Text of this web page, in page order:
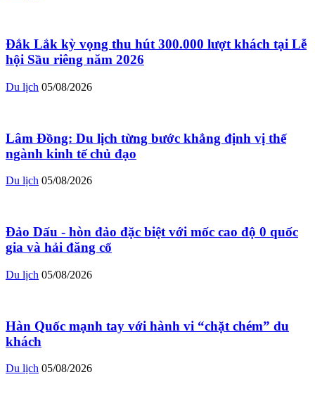
Đắk Lắk kỳ vọng thu hút 300.000 lượt khách tại Lễ
hội Sầu riêng năm 2026
Du lịch 05/08/2026
Lâm Đồng: Du lịch từng bước khẳng định vị thế
ngành kinh tế chủ đạo
Du lịch 05/08/2026
Đảo Dấu - hòn đảo đặc biệt với mốc cao độ 0 quốc
gia và hải đăng cổ
Du lịch 05/08/2026
Hàn Quốc mạnh tay với hành vi “chặt chém” du
khách
Du lịch 05/08/2026